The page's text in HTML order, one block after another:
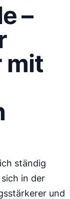
–
mit
ständig
in der
und